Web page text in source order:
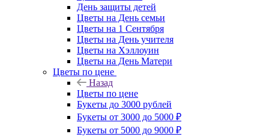
День защиты детей
Цветы на День семьи
Цветы на 1 Сентября
Цветы на День учителя
Цветы на Хэллоуин
Цветы на День Матери
Цветы по цене
Назад
Цветы по цене
Букеты до 3000 рублей
Букеты от 3000 до 5000 ₽
Букеты от 5000 до 9000 ₽